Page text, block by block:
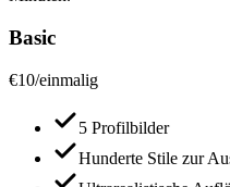
Basic
€10/einmalig
5 Profilbilder
Hunderte Stile zur